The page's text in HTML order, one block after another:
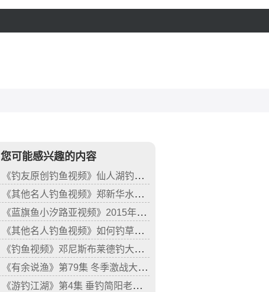
您可能感兴趣的内容
《钓友原创钓鱼视频》仙人湖钓获20斤重大花鲢
《其他名人钓鱼视频》郑新华水库钓鲢鳙
《蓝旗鱼小汐路亚视频》2015年精彩渔获镜头集锦
《其他名人钓鱼视频》如何钓草鱼 第7集
《钓鱼视频》邓尼斯布莱德钓大黑鲔
《有余说渔》第79集 冬季激战大棚黑坑钓鱼视频
《游钓江湖》第4集 垂钓简阳老河水库